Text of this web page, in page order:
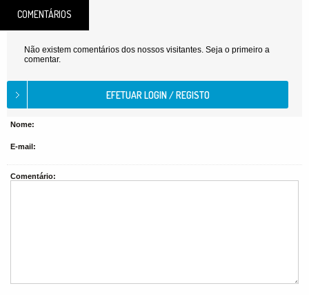
COMENTÁRIOS
Não existem comentários dos nossos visitantes. Seja o primeiro a
comentar.
Nome:
E-mail:
Comentário: